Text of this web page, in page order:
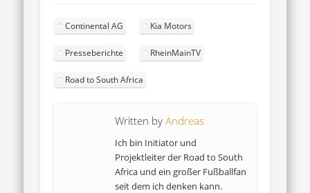
Continental AG Kia Motors
Presseberichte RheinMainTV
Road to South Africa
Written byAndreas
Ich bin Initiator und
Projektleiter der Road to South
Africa und ein großer Fußballfan
seit dem ich denken kann.